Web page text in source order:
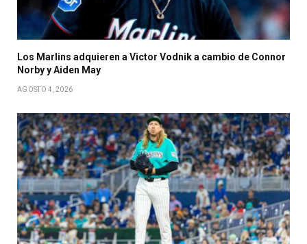
Los Marlins adquieren a Victor Vodnik a cambio de Connor
Norby y Aiden May
AGOSTO 4, 2026